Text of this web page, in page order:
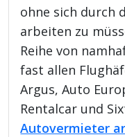
ohne sich durch
arbeiten zu
Reihe von
fast allen
Argus, Auto
Rentalcar und
Autovermieter